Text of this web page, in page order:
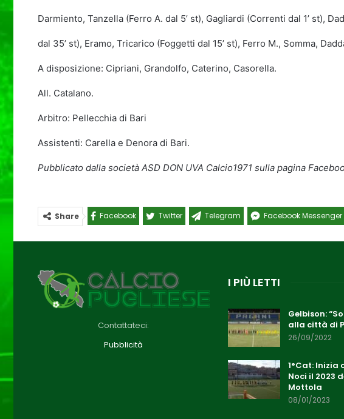
Darmiento, Tanzella (Ferro A. dal 5’ st), Gagliardi (Correnti dal 1’ st),
dal 35’ st), Eramo, Tricarico (Foggetti dal 15’ st), Ferro M., Somma,
A disposizione: Cipriani, Grandolfo, Caterino, Casorella.
All. Catalano.
Arbitro: Pellecchia di Bari
Assistenti: Carella e Denora di Bari.
Pubblicato dalla società ASD DON UVA Calcio1971 sulla pagina
Share Facebook Twitter Telegram Facebook Messenger
Contattateci:
Pubblicità
I PIÙ LETTI
Gelbison:
alla città di
26/09/2022
1°Cat: Inizia
Noci il 2023
Mottola
08/01/2023